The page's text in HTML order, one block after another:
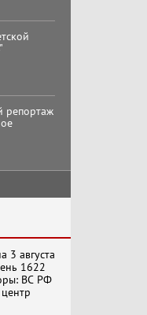
репортаж
ЦК
Думе
и
3 августа
1622
ВС РФ